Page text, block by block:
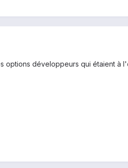
développeurs qui étaient à